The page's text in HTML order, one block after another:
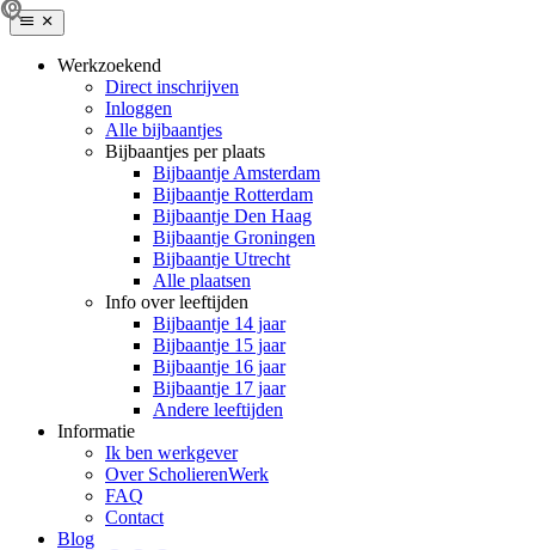
Werkzoekend
Direct inschrijven
Inloggen
Alle bijbaantjes
Bijbaantjes per plaats
Bijbaantje Amsterdam
Bijbaantje Rotterdam
Bijbaantje Den Haag
Bijbaantje Groningen
Bijbaantje Utrecht
Alle plaatsen
Info over leeftijden
Bijbaantje 14 jaar
Bijbaantje 15 jaar
Bijbaantje 16 jaar
Bijbaantje 17 jaar
Andere leeftijden
Informatie
Ik ben werkgever
Over ScholierenWerk
FAQ
Contact
Blog